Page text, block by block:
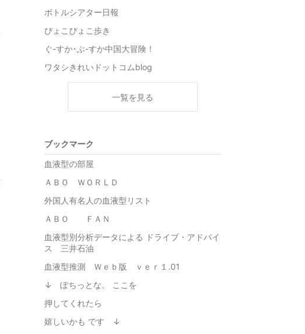
ボトルシアター日報
ぴょこぴょこ歩き
ぐ-すか･ぶ-すか中国大冒険！
ワタシきれいドットコムblog
一覧を見る
ブックマーク
血液型の部屋
ＡＢＯ ＷＯＲＬＤ
外国人有名人の血液型リスト
ＡＢＯ ＦＡＮ
血液型別分析データによる ドライブ・アドバイ
ス 三井石油
血液型推測 Ｗｅｂ版 ｖｅｒ１.01
↓ ぽちっとな。 ここを
押してくれたら
嬉しいかも です ↓